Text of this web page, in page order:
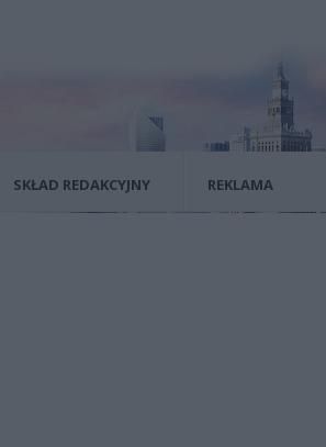
SKŁAD REDAKCYJNY REKLAMA